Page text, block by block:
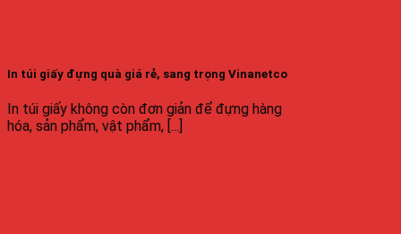
In túi giấy đựng quà giá rẻ, sang trọng Vinanetco
In túi giấy không còn đơn giản để đựng hàng
hóa, sản phẩm, vật phẩm, [...]